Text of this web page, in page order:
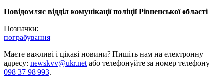
Повідомляє відділ комунікації поліції Рівненської області
Позначки:
пограбування
Маєте важливі і цікаві новини? Пишіть нам на електронну
адресу: newskvv@ukr.netабо телефонуйте за номер телефону
098 37 98 993.